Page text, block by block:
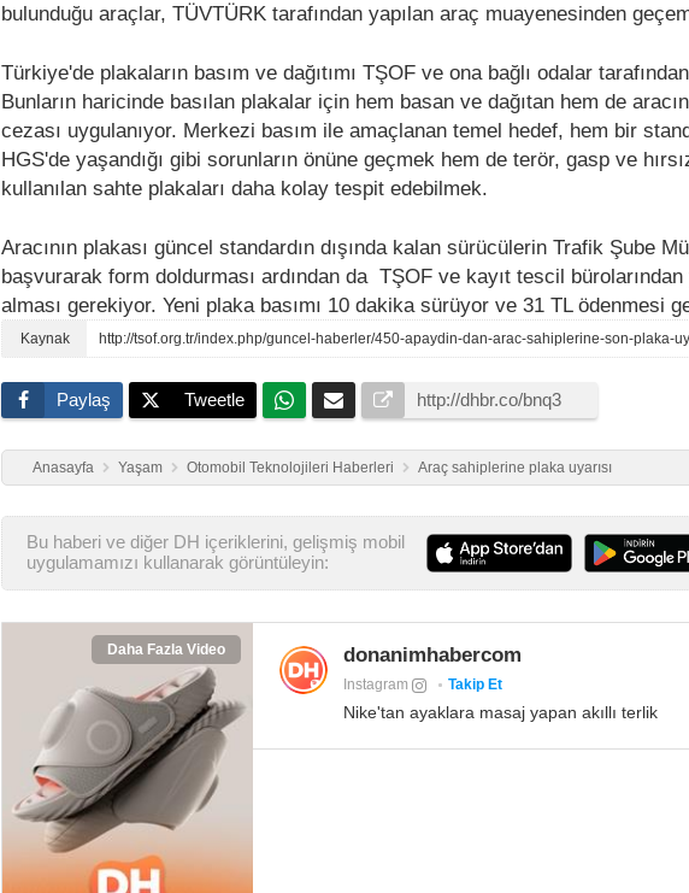
bulunduğu araçlar, TÜVTÜRK tarafından yapılan araç muayenesinden
Türkiye'de plakaların basım ve dağıtımı TŞOF ve ona bağlı odalar
Bunların haricinde basılan plakalar için hem basan ve dağıtan hem de
cezası uygulanıyor. Merkezi basım ile amaçlanan temel hedef, hem bir
HGS'de yaşandığı gibi sorunların önüne geçmek hem de terör, gasp ve
kullanılan sahte plakaları daha kolay tespit edebilmek.
Aracının plakası güncel standardın dışında kalan sürücülerin Trafik Şube
başvurarak form doldurması ardından da TŞOF ve kayıt tescil bürolarından
alması gerekiyor. Yeni plaka basımı 10 dakika sürüyor ve 31 TL ödenmesi
http://tsof.org.tr/index.php/guncel-haberler/450-apaydin-dan-arac-sahiplerine-son-plaka-
Paylaş Tweetle
Anasayfa Yaşam Otomobil Teknolojileri Haberleri Araç sahiplerine plaka uyarısı
Bu haberi ve diğer DH içeriklerini, gelişmiş mobil
uygulamamızı kullanarak görüntüleyin:
Daha Fazla Video donanimhabercom
Instagram Takip Et
Nike'tan ayaklara masaj yapan akıllı terlik